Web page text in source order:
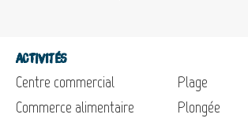
Activités
Centre commercial
Commerce alimentaire
Plage
Plongée